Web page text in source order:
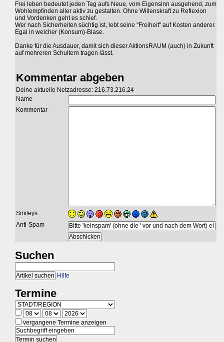
Frei leben bedeutet jeden Tag aufs Neue, vom Eigensinn ausgehend, zum
Wohlempfinden aller aktiv zu gestalten. Ohne Willenskraft zu Reflexion
und Vordenken geht es schief.
Wer nach Sicherheiten süchtig ist, lebt seine "Freiheit" auf Kosten anderer.
Egal in welcher (Konsum)-Blase.
Danke für die Ausdauer, damit sich dieser AktionsRAUM (auch) in Zukunft
auf mehreren Schultern tragen lässt.
Kommentar abgeben
Deine aktuelle Netzadresse: 216.73.216.24
Name
Kommentar
Smileys
Anti-Spam
Suchen
Hilfe
Termine
vergangene Termine anzeigen